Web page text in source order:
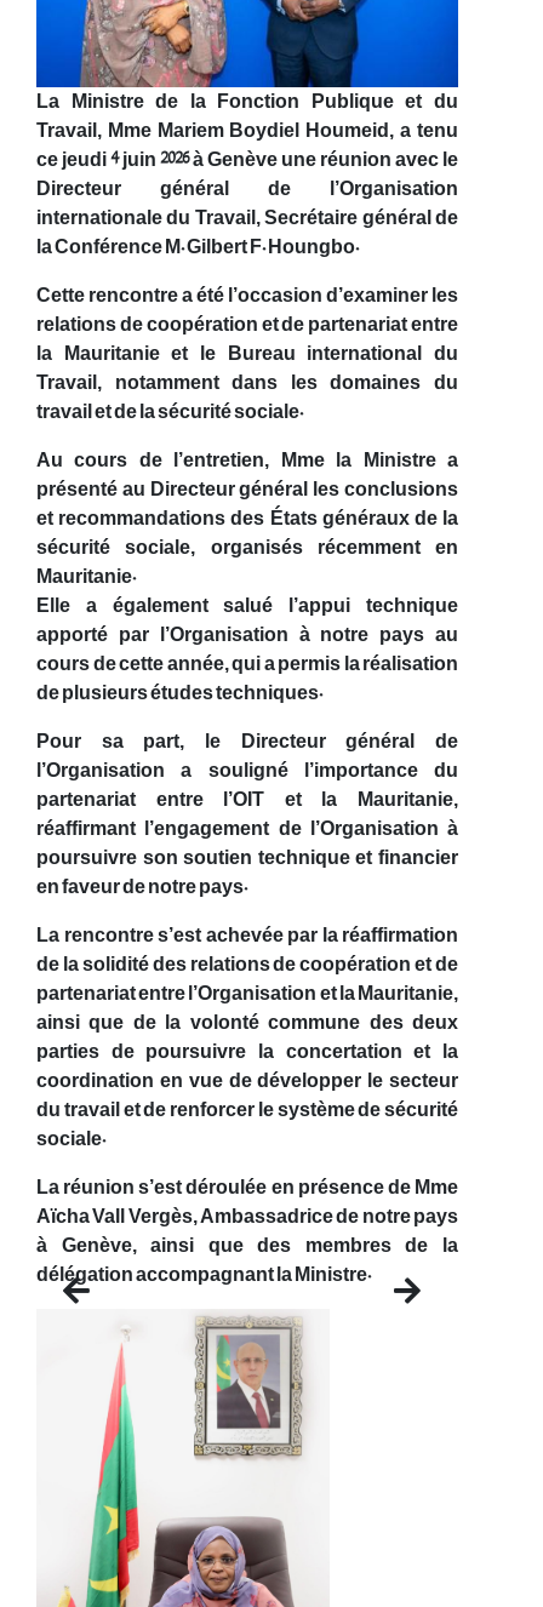
La Ministre de la Fonction Publique et du
Travail, Mme Mariem Boydiel Houmeid, a tenu
ce jeudi 4 juin 2026 à Genève une réunion avec le
Directeur général de l’Organisation
internationale du Travail, Secrétaire général de
la Conférence M. Gilbert F. Houngbo.
Cette rencontre a été l’occasion d’examiner les
relations de coopération et de partenariat entre
la Mauritanie et le Bureau international du
Travail, notamment dans les domaines du
travail et de la sécurité sociale.
Au cours de l’entretien, Mme la Ministre a
présenté au Directeur général les conclusions
et recommandations des États généraux de la
sécurité sociale, organisés récemment en
Mauritanie.
Elle a également salué l’appui technique
apporté par l’Organisation à notre pays au
cours de cette année, qui a permis la réalisation
de plusieurs études techniques.
Pour sa part, le Directeur général de
l’Organisation a souligné l’importance du
partenariat entre l’OIT et la Mauritanie,
réaffirmant l’engagement de l’Organisation à
poursuivre son soutien technique et financier
en faveur de notre pays.
La rencontre s’est achevée par la réaffirmation
de la solidité des relations de coopération et de
partenariat entre l’Organisation et la Mauritanie,
ainsi que de la volonté commune des deux
parties de poursuivre la concertation et la
coordination en vue de développer le secteur
du travail et de renforcer le système de sécurité
sociale.
La réunion s’est déroulée en présence de Mme
Aïcha Vall Vergès, Ambassadrice de notre pays
à Genève, ainsi que des membres de la
délégation accompagnant la Ministre.
Previous Next